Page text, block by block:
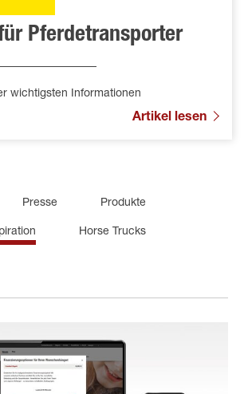
Pferdetransporter
wichtigsten Informationen
Artikel lesen
Presse Produkte
Horse Trucks